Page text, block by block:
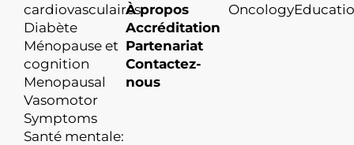
cardiovasculaires
Diabète
Ménopause et
cognition
Menopausal
Vasomotor
Symptoms
Santé mentale:
À propos
Accréditation
Partenariat
Contactez-
nous